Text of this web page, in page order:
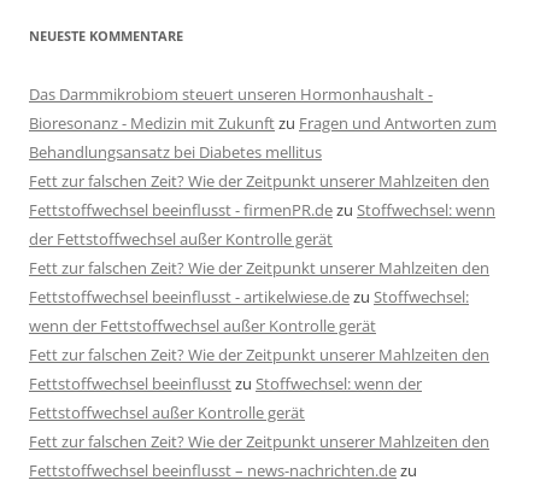
NEUESTE KOMMENTARE
Das Darmmikrobiom steuert unseren Hormonhaushalt -
Bioresonanz - Medizin mit Zukunftzu Fragen und Antworten zum
Behandlungsansatz bei Diabetes mellitus
Fett zur falschen Zeit? Wie der Zeitpunkt unserer Mahlzeiten den
Fettstoffwechsel beeinflusst - firmenPR.dezu Stoffwechsel: wenn
der Fettstoffwechsel außer Kontrolle gerät
Fett zur falschen Zeit? Wie der Zeitpunkt unserer Mahlzeiten den
Fettstoffwechsel beeinflusst - artikelwiese.dezu Stoffwechsel:
wenn der Fettstoffwechsel außer Kontrolle gerät
Fett zur falschen Zeit? Wie der Zeitpunkt unserer Mahlzeiten den
Fettstoffwechsel beeinflusstzu Stoffwechsel: wenn der
Fettstoffwechsel außer Kontrolle gerät
Fett zur falschen Zeit? Wie der Zeitpunkt unserer Mahlzeiten den
Fettstoffwechsel beeinflusst – news-nachrichten.dezu